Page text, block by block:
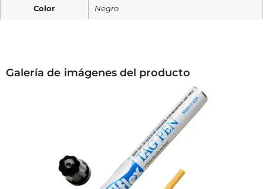
Color Negro
Galería de imágenes del producto